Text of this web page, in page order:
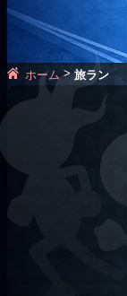
ホーム>旅ラン